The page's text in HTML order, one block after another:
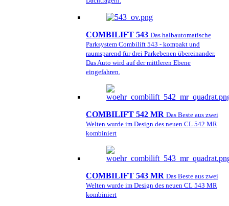
COMBILIFT 543 Das halbautomatische
Parksystem Combilift 543 - kompakt und
raumsparend für drei Parkebenen übereinander.
Das Auto wird auf der mittleren Ebene
eingefahren.
COMBILIFT 542 MR Das Beste aus zwei
Welten wurde im Design des neuen CL 542 MR
kombiniert
COMBILIFT 543 MR Das Beste aus zwei
Welten wurde im Design des neuen CL 543 MR
kombiniert